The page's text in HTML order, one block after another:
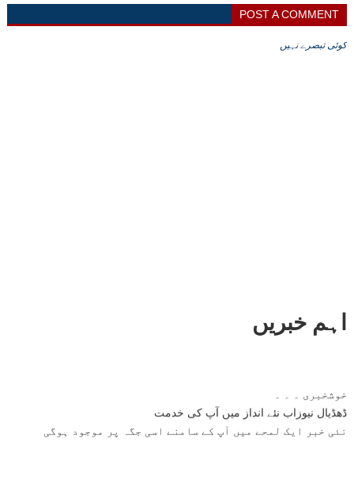
POST A COMMENT
کوئی تبصرے نہیں
اہم خبریں
ڈھڈیال نیوزاب نئے انداز میں آپ کی خدمت
نئی خبر ایک لمحے میں آپ کے سامنے اسی جگہ پر موجود ہوگی